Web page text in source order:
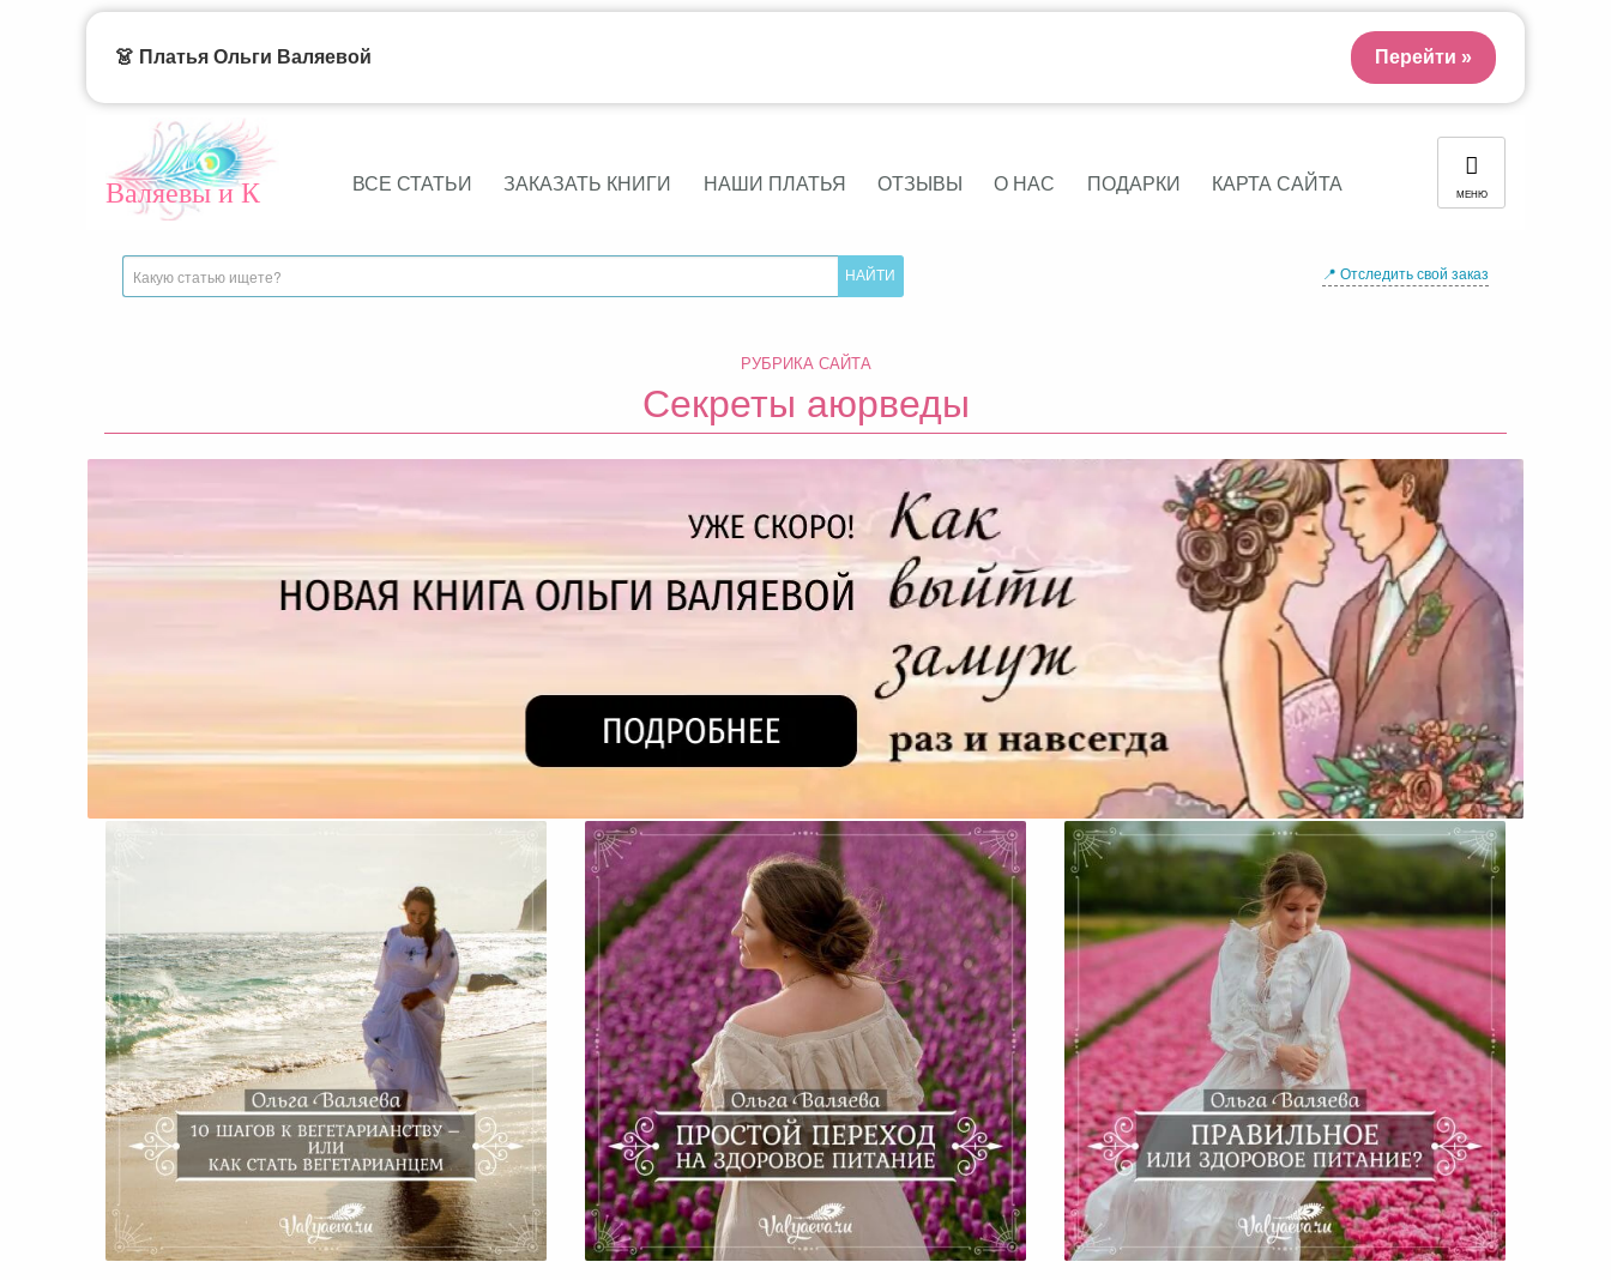
Валяевы и К ВСЕ СТАТЬИ ЗАКАЗАТЬ КНИГИ НАШИ ПЛАТЬЯ ОТЗЫВЫ О НАС ПОДАРКИ КАРТА САЙТА МЕНЮ
📍 Отследить свой заказ
РУБРИКА САЙТА
Секреты аюрведы
10 cоветов для тех, кто хочет стать
вегетарианцем
Простой переход на здоровое питание Правильное или здоровое питание?
👗 Платья Ольги Валяевой Перейти »